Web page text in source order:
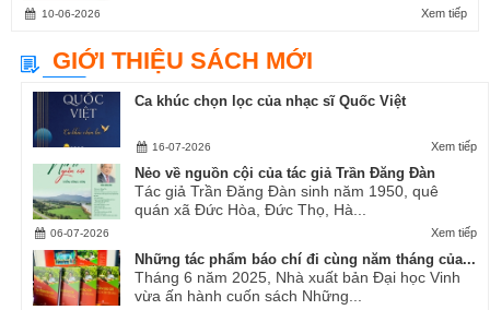
Xem tiếp
10-06-2026
GIỚI THIỆU SÁCH MỚI
Ca khúc chọn lọc của nhạc sĩ Quốc Việt
Xem tiếp
16-07-2026
Nẻo về nguồn cội của tác giả Trần Đăng Đàn
Tác giả Trần Đăng Đàn sinh năm 1950, quê
quán xã Đức Hòa, Đức Thọ, Hà...
Xem tiếp
06-07-2026
Những tác phẩm báo chí đi cùng năm tháng của...
Tháng 6 năm 2025, Nhà xuất bản Đại học Vinh
vừa ấn hành cuốn sách Những...